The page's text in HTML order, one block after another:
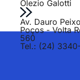
Olezio Galotti
Av. Dauro
Poços - Volta
560
Tel.: (24)